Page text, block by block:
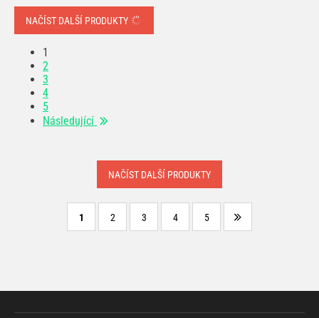
NAČÍST DALŠÍ PRODUKTY
1
2
3
4
5
Následující
NAČÍST DALŠÍ PRODUKTY
1 2 3 4 5